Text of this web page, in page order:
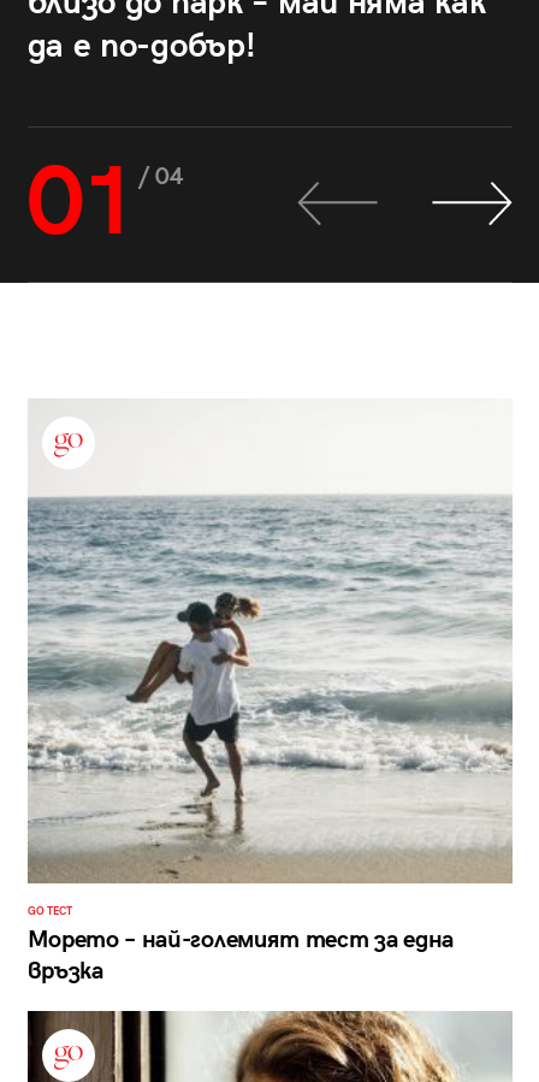
да е по-добър!
01 / 04
GO ТЕСТ
Морето – най-големият тест за една
връзка